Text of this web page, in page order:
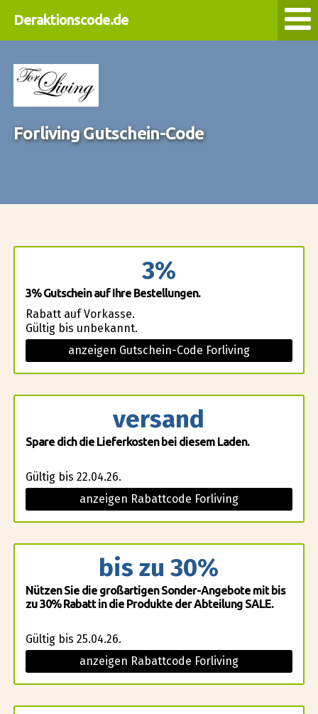
Deraktionscode.de
Forliving Gutschein-Code
3%
3% Gutschein auf Ihre Bestellungen.
Rabatt auf Vorkasse.
Gültig bis unbekannt.
anzeigen Gutschein-Code Forliving
versand
Spare dich die Lieferkosten bei diesem Laden.
Gültig bis 22.04.26.
anzeigen Rabattcode Forliving
bis zu 30%
Nützen Sie die großartigen Sonder-Angebote mit bis
zu 30% Rabatt in die Produkte der Abteilung SALE.
Gültig bis 25.04.26.
anzeigen Rabattcode Forliving